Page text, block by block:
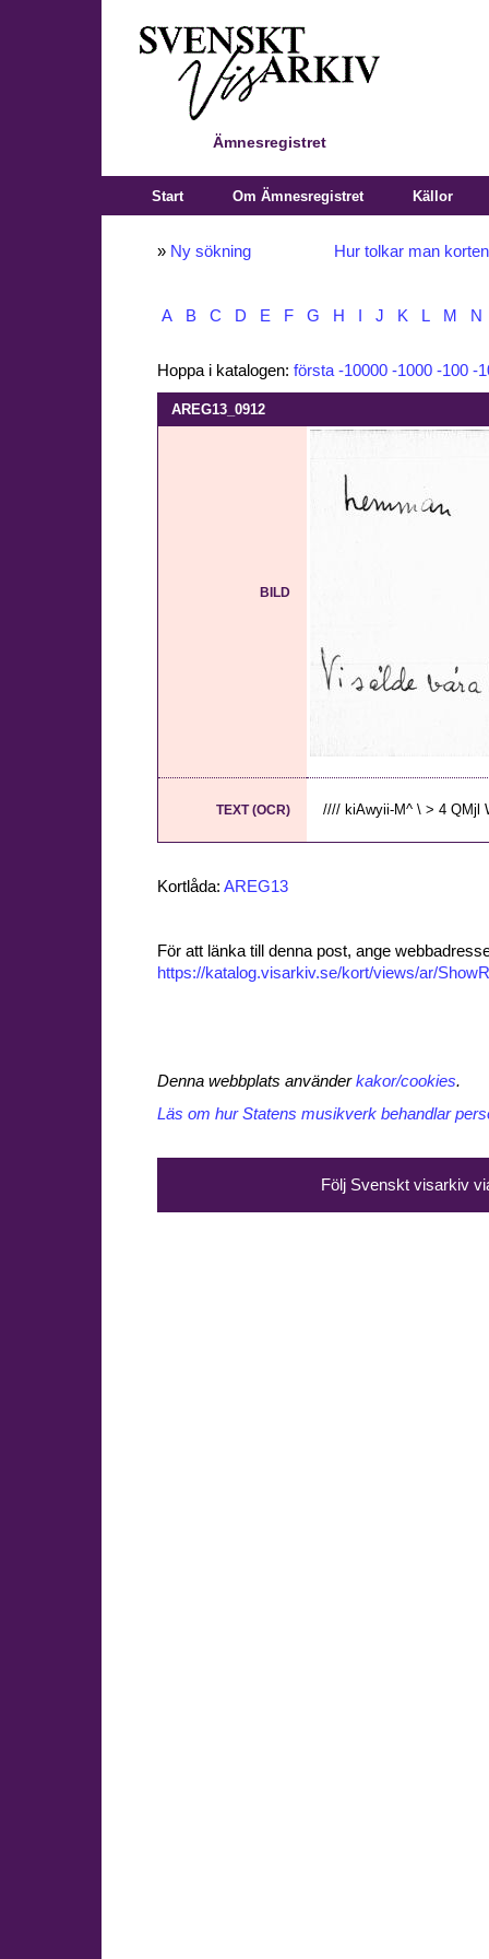
Ämnesregistret
Start Om Ämnesregistret Källor
» Ny sökning Hur tolkar man
A B C D E F G H J K L M N
Hoppa i katalogen: första -10000 -1000 -100 -
AREG13_0912
BILD
TEXT (OCR) //// kiAwyii-M^ \ > 4 QMjl
Kortlåda: AREG13
För att länka till denna post, ange
https://katalog.visarkiv.se/kort/views/ar/
Denna webbplats använderkakor/cookies.
Läs om hur Statens musikverk behandlar
Följ Svenskt visarkiv